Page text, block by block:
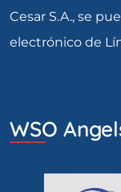
Cesar S.A., se
electrónico de
WSO